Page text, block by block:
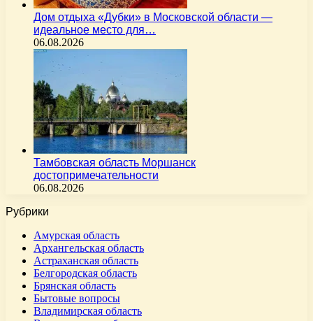
Дом отдыха «Дубки» в Московской области —
идеальное место для…
06.08.2026
Тамбовская область Моршанск
достопримечательности
06.08.2026
Рубрики
Амурская область
Архангельская область
Астраханская область
Белгородская область
Брянская область
Бытовые вопросы
Владимирская область